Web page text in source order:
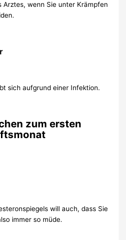
Arztes, wenn Sie unter Krämpfen
sich aufgrund einer Infektion.
zum ersten
will auch, dass Sie
immer so müde.